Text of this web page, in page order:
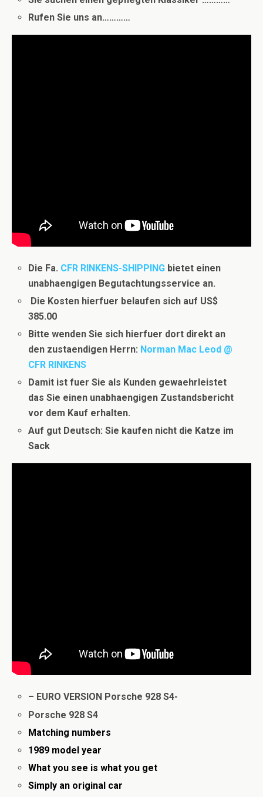
Rufen Sie uns an…………
Die Fa. CFR RINKENS-SHIPPING bietet einen
unabhaengigen Begutachtungsservice an.
Die Kosten hierfuer belaufen sich auf US$
385.00
Bitte wenden Sie sich hierfuer dort direkt an
den zustaendigen Herrn: Norman Mac Leod @
CFR RINKENS
Damit ist fuer Sie als Kunden gewaehrleistet
das Sie einen unabhaengigen Zustandsbericht
vor dem Kauf erhalten.
Auf gut Deutsch: Sie kaufen nicht die Katze im
Sack
– EURO VERSION Porsche 928 S4-
Porsche 928 S4
Matching numbers
1989 model year
What you see is what you get
Simply an original car